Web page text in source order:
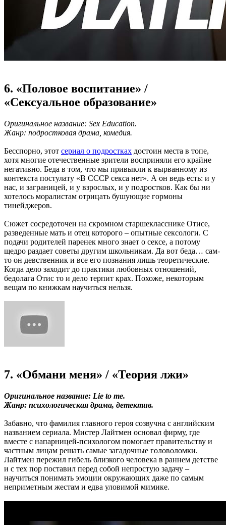
6. «Половое воспитание» /
«Сексуальное образование»
Оригинальное название: Sex Education.
Жанр: подростковая драма, комедия.
Бесспорно, этот сериал о подростках достоин места в топе,
хотя многие отечественные зрители восприняли его крайне
негативно. Беда в том, что мы привыкли к вырванному из
контекста постулату «В СССР секса нет». А он ведь есть: и у
нас, и заграницей, и у взрослых, и у подростков. Как бы ни
хотелось моралистам отрицать бушующие гормоны
тинейджеров.
Сюжет сосредоточен на скромном старшекласснике Отисе,
разведенные мать и отец которого – опытные сексологи. С
подачи родителей паренек много знает о сексе, а потому
щедро раздает советы другим школьникам. Да вот беда… сам-
то он девственник и все его познания лишь теоретические.
Когда дело заходит до практики любовных отношений,
бедолага Отис то и дело терпит крах. Похоже, некоторым
вещам по книжкам научиться нельзя.
7. «Обмани меня» / «Теория лжи»
Оригинальное название: Lie to me.
Жанр: психологическая драма, детектив.
Забавно, что фамилия главного героя созвучна с английским
названием сериала. Мистер Лайтмен основал фирму, где
вместе с напарницей-психологом помогает правительству и
частным лицам решать самые загадочные головоломки.
Лайтмен пережил гибель близкого человека в раннем детстве
и с тех пор поставил перед собой непростую задачу –
научиться понимать эмоции окружающих даже по самым
неприметным жестам и едва уловимой мимике.